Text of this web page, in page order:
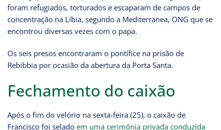
foram refugiados, torturados e escaparam de campos de
concentração na Líbia, segundo a Mediterranea, ONG que se
encontrou diversas vezes com o papa.
Os seis presos encontraram o pontífice na prisão de
Rebibbia por ocasião da abertura da Porta Santa.
Fechamento do caixão
Após o fim do velório na sexta-feira (25), o caixão de
Francisco foi selado em uma cerimônia privada conduzida